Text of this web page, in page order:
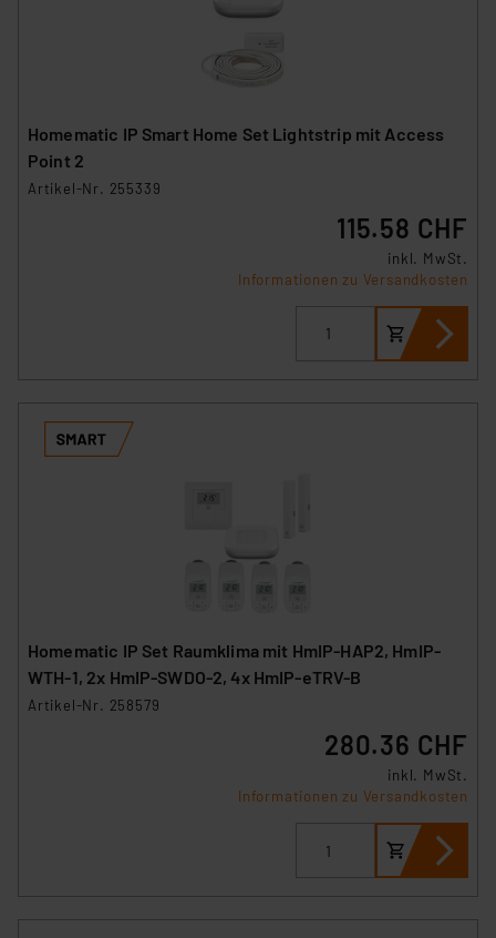
Homematic IP Smart Home Set Lightstrip mit Access
Point 2
Artikel-Nr. 255339
115.58 CHF
inkl. MwSt.
Informationen zu Versandkosten
Homematic IP Set Raumklima mit HmIP-HAP2, HmIP-
WTH-1, 2x HmIP-SWDO-2, 4x HmIP-eTRV-B
Artikel-Nr. 258579
280.36 CHF
inkl. MwSt.
Informationen zu Versandkosten